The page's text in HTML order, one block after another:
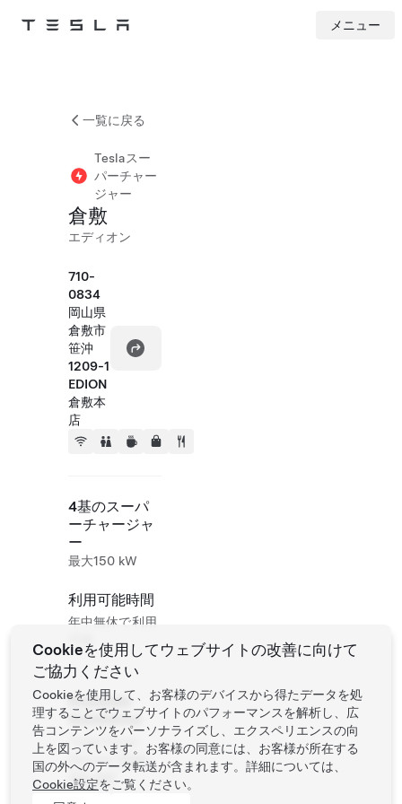
Tesla メニュー
一覧に戻る
Teslaスー
パーチャー
ジャー
倉敷
エディオン
710-
0834
岡山県
倉敷市
笹沖
1209-1
EDION
倉敷本
店
4基のスーパ
ーチャージャ
ー
最大150 kW
利用可能時間
年中無休で利用
Roadside
Assistance
Tesla Owner
Service:
0120-
312-441
Cookieを使用してウェブサイトの改善に向けて
ご協力ください
Cookieを使用して、お客様のデバイスから得たデータを処
理することでウェブサイトのパフォーマンスを解析し、広
告コンテンツをパーソナライズし、エクスペリエンスの向
上を図っています。お客様の同意には、お客様が所在する
国の外へのデータ転送が含まれます。詳細については、
Cookie設定をご覧ください。